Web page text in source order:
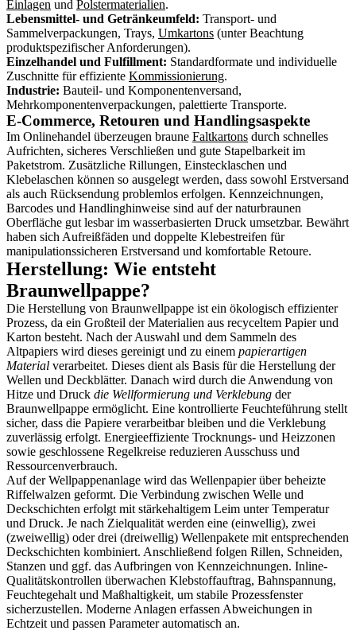
Einlagen und Polstermaterialien.
Lebensmittel- und Getränkeumfeld: Transport- und
Sammelverpackungen, Trays, Umkartons (unter Beachtung
produktspezifischer Anforderungen).
Einzelhandel und Fulfillment: Standardformate und individuelle
Zuschnitte für effiziente Kommissionierung.
Industrie: Bauteil- und Komponentenversand,
Mehrkomponentenverpackungen, palettierte Transporte.
E-Commerce, Retouren und Handlingsaspekte
Im Onlinehandel überzeugen braune Faltkartons durch schnelles
Aufrichten, sicheres Verschließen und gute Stapelbarkeit im
Paketstrom. Zusätzliche Rillungen, Einstecklaschen und
Klebelaschen können so ausgelegt werden, dass sowohl Erstversand
als auch Rücksendung problemlos erfolgen. Kennzeichnungen,
Barcodes und Handlinghinweise sind auf der naturbraunen
Oberfläche gut lesbar im wasserbasierten Druck umsetzbar. Bewährt
haben sich Aufreißfäden und doppelte Klebestreifen für
manipulationssicheren Erstversand und komfortable Retoure.
Herstellung: Wie entsteht
Braunwellpappe?
Die Herstellung von Braunwellpappe ist ein ökologisch effizienter
Prozess, da ein Großteil der Materialien aus recyceltem Papier und
Karton besteht. Nach der Auswahl und dem Sammeln des
Altpapiers wird dieses gereinigt und zu einem papierartigen
Material verarbeitet. Dieses dient als Basis für die Herstellung der
Wellen und Deckblätter. Danach wird durch die Anwendung von
Hitze und Druck die Wellformierung und Verklebung der
Braunwellpappe ermöglicht. Eine kontrollierte Feuchteführung stellt
sicher, dass die Papiere verarbeitbar bleiben und die Verklebung
zuverlässig erfolgt. Energieeffiziente Trocknungs- und Heizzonen
sowie geschlossene Regelkreise reduzieren Ausschuss und
Ressourcenverbrauch.
Auf der Wellpappenanlage wird das Wellenpapier über beheizte
Riffelwalzen geformt. Die Verbindung zwischen Welle und
Deckschichten erfolgt mit stärkehaltigem Leim unter Temperatur
und Druck. Je nach Zielqualität werden eine (einwellig), zwei
(zweiwellig) oder drei (dreiwellig) Wellenpakete mit entsprechenden
Deckschichten kombiniert. Anschließend folgen Rillen, Schneiden,
Stanzen und ggf. das Aufbringen von Kennzeichnungen. Inline-
Qualitätskontrollen überwachen Klebstoffauftrag, Bahnspannung,
Feuchtegehalt und Maßhaltigkeit, um stabile Prozessfenster
sicherzustellen. Moderne Anlagen erfassen Abweichungen in
Echtzeit und passen Parameter automatisch an.